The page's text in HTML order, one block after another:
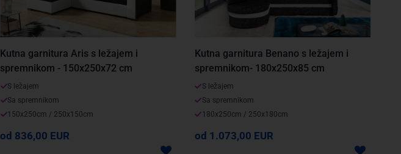
Kutna garnitura Aris s ležajem i
spremnikom - 150x250x72 cm
S ležajem
Sa spremnikom
150x250cm / 250x150cm
od 836,00 EUR
Kutna garnitura Benano s ležajem i
spremnikom- 180x250x85 cm
S ležajem
Sa spremnikom
180x250cm / 250x180cm
od 1.073,00 EUR